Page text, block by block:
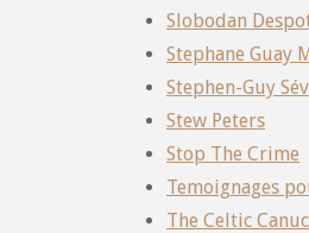
Slobodan
Stephane Guay
Stephen-Guy
Stew Peters
Stop The Crime
Temoignages
The Celtic